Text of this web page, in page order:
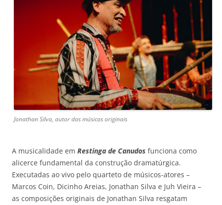
Jonathan Silva, autor das músicas originais
A musicalidade em Restinga de Canudos funciona como
alicerce fundamental da construção dramatúrgica.
Executadas ao vivo pelo quarteto de músicos-atores –
Marcos Coin, Dicinho Areias, Jonathan Silva e Juh Vieira –
as composições originais de Jonathan Silva resgatam